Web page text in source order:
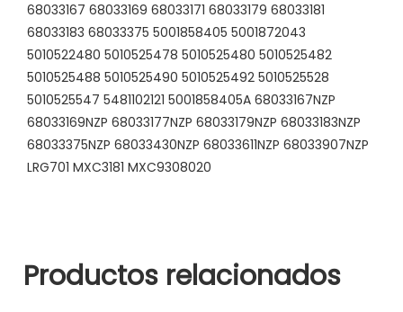
68033167 68033169 68033171 68033179 68033181
68033183 68033375 5001858405 5001872043
5010522480 5010525478 5010525480 5010525482
5010525488 5010525490 5010525492 5010525528
5010525547 5481102121 5001858405A 68033167NZP
68033169NZP 68033177NZP 68033179NZP 68033183NZP
68033375NZP 68033430NZP 68033611NZP 68033907NZP
LRG701 MXC3181 MXC9308020
Productos relacionados